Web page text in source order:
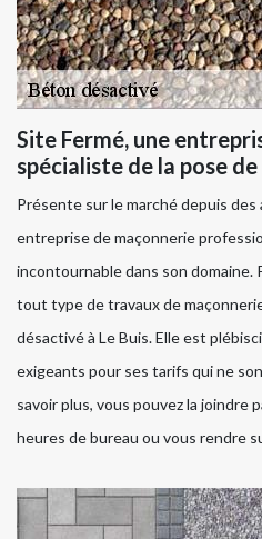
Site Fermé, une
spécialiste de la pose
Présente sur le marché depuis
entreprise de maçonnerie
incontournable dans son domaine.
tout type de travaux de
désactivé à Le Buis. Elle est
exigeants pour ses tarifs qui ne
savoir plus, vous pouvez la joindre
heures de bureau ou vous rendre